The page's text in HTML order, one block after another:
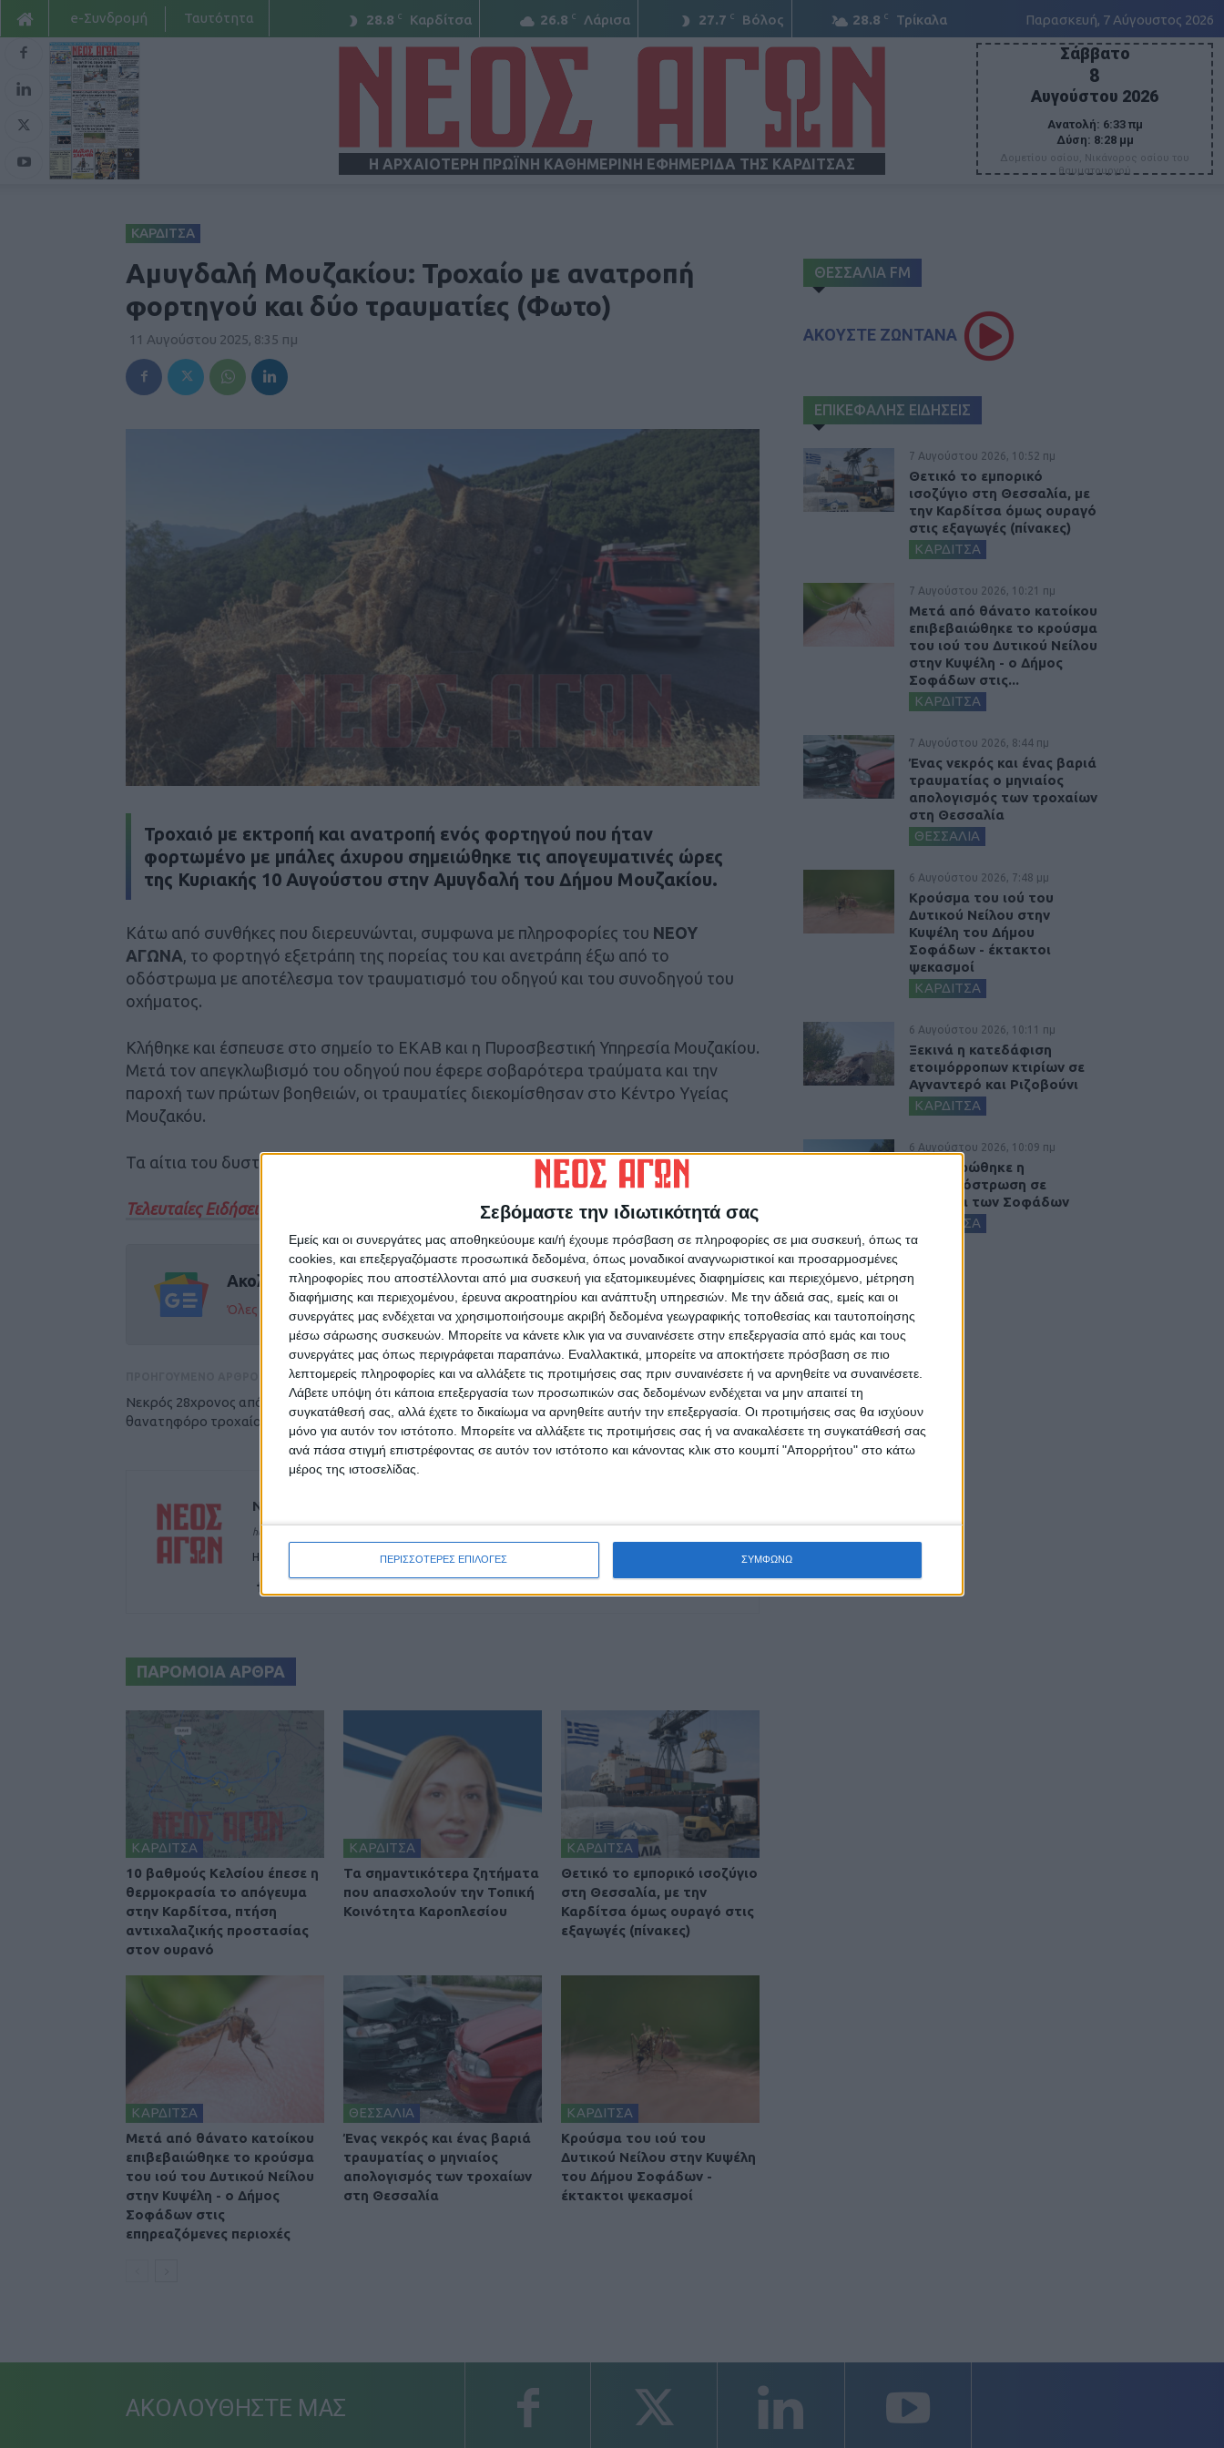
Σεβόμαστε την ιδιωτικότητά σας
Εμείς και οι συνεργάτες μας αποθηκεύουμε και/ή έχουμε πρόσβαση σε πληροφορίες σε μια συσκευή, όπως τα
cookies, και επεξεργαζόμαστε προσωπικά δεδομένα, όπως μοναδικοί αναγνωριστικοί και προσαρμοσμένες
πληροφορίες που αποστέλλονται από μια συσκευή για εξατομικευμένες διαφημίσεις και περιεχόμενο, μέτρηση
διαφήμισης και περιεχομένου, έρευνα ακροατηρίου και ανάπτυξη υπηρεσιών. Με την άδειά σας, εμείς και οι
συνεργάτες μας ενδέχεται να χρησιμοποιήσουμε ακριβή δεδομένα γεωγραφικής τοποθεσίας και ταυτοποίησης
μέσω σάρωσης συσκευών. Μπορείτε να κάνετε κλικ για να συναινέσετε στην επεξεργασία από εμάς και τους
συνεργάτες μας όπως περιγράφεται παραπάνω. Εναλλακτικά, μπορείτε να αποκτήσετε πρόσβαση σε πιο
λεπτομερείς πληροφορίες και να αλλάξετε τις προτιμήσεις σας πριν συναινέσετε ή να αρνηθείτε να συναινέσετε.
Λάβετε υπόψη ότι κάποια επεξεργασία των προσωπικών σας δεδομένων ενδέχεται να μην απαιτεί τη
συγκατάθεσή σας, αλλά έχετε το δικαίωμα να αρνηθείτε αυτήν την επεξεργασία. Οι προτιμήσεις σας θα ισχύουν
μόνο για αυτόν τον ιστότοπο. Μπορείτε να αλλάξετε τις προτιμήσεις σας ή να ανακαλέσετε τη συγκατάθεσή σας
ανά πάσα στιγμή επιστρέφοντας σε αυτόν τον ιστότοπο και κάνοντας κλικ στο κουμπί "Απορρήτου" στο κάτω
μέρος της ιστοσελίδας.
ΠΕΡΙΣΣΟΤΕΡΕΣ ΕΠΙΛΟΓΕΣ ΣΥΜΦΩΝΩ
28.8 C Καρδίτσα 26.8 C Λάρισα 27.7 C Βόλος 28.8 C Τρίκαλα Παρασκευή, 7 Αύγουστος 2026
e-Συνδρομή Ταυτότητα
Η ΑΡΧΑΙΟΤΕΡΗ ΠΡΩΪΝΗ ΚΑΘΗΜΕΡΙΝΗ ΕΦΗΜΕΡΙΔΑ ΤΗΣ ΚΑΡΔΙΤΣΑΣ
Σάββατο
8
Αυγούστου 2026
Ανατολή: 6:33 πμ
Δύση: 8:28 μμ
Δομετίου οσίου, Νικάνορος οσίου του
θαυματουργού
ΚΑΡΔΙΤΣΑ
Αμυγδαλή Μουζακίου: Τροχαίο με ανατροπή
φορτηγού και δύο τραυματίες (Φωτο)
11 Αυγούστου 2025, 8:35 πμ
Τροχαιό με εκτροπή και ανατροπή ενός φορτηγού που ήταν
φορτωμένο με μπάλες άχυρου σημειώθηκε τις απογευματινές ώρες
της Κυριακής 10 Αυγούστου στην Αμυγδαλή του Δήμου Μουζακίου.
Κάτω από συνθήκες που διερευνώνται, συμφωνα με πληροφορίες του ΝΕΟΥ
ΑΓΩΝΑ , το φορτηγό εξετράπη της πορείας του και ανετράπη έξω από το
οδόστρωμα με αποτέλεσμα τον τραυματισμό του οδηγού και του συνοδηγού του
οχήματος.
Κλήθηκε και έσπευσε στο σημείο το ΕΚΑΒ και η Πυροσβεστική Υπηρεσία Μουζακίου.
Μετά τον απεγκλωβισμό του οδηγού που έφερε σοβαρότερα τραύματα και την
παροχή των πρώτων βοηθειών, οι τραυματίες διεκομίσθησαν στο Κέντρο Υγείας
Μουζακόυ.
Τα αίτια του δυστυχήματος διερευνά το ΑΤ Μουζακίου.
Τελευταίες Ειδήσεις Σήμερα
Ακολούθησε την εφημερίδα ΝΕΟΣ ΑΓΩΝ στο Google News!
Όλες οι εξελίξεις στην περιοχή της Καρδίτσας και ευρύτερα της Θεσσαλίας
Νεκρός 28χρονος από το Μουζάκι σε
θανατηφόρο τροχαίο στην Εγνατία
ΕΠΟΜΕΝΟ ΑΡΘΡΟ
Παράταση για 16 μήνες στην ανάπλαση της
δυτικής εισόδου της Καρδίτσας (φωτο)
ΝΕΟΣ ΑΓΩΝ
https://neosagon.gr
Η Αρχαιότερη Καθημερινή Πρωινή Εφημερίδα της Καρδίτσας
ΠΑΡΟΜΟΙΑ ΑΡΘΡΑ
ΚΑΡΔΙΤΣΑ
10 βαθμούς Κελσίου έπεσε η
θερμοκρασία το απόγευμα
στην Καρδίτσα, πτήση
αντιχαλαζικής προστασίας
στον ουρανό
ΚΑΡΔΙΤΣΑ
Τα σημαντικότερα ζητήματα
που απασχολούν την Τοπική
Κοινότητα Καροπλεσίου
ΚΑΡΔΙΤΣΑ
Θετικό το εμπορικό ισοζύγιο
στη Θεσσαλία, με την
Καρδίτσα όμως ουραγό στις
εξαγωγές (πίνακες)
ΚΑΡΔΙΤΣΑ
Μετά από θάνατο κατοίκου
επιβεβαιώθηκε το κρούσμα
του ιού του Δυτικού Νείλου
στην Κυψέλη - ο Δήμος
Σοφάδων στις
επηρεαζόμενες περιοχές
ΘΕΣΣΑΛΙΑ
Ένας νεκρός και ένας βαριά
τραυματίας ο μηνιαίος
απολογισμός των τροχαίων
στη Θεσσαλία
ΚΑΡΔΙΤΣΑ
Κρούσμα του ιού του
Δυτικού Νείλου στην Κυψέλη
του Δήμου Σοφάδων -
έκτακτοι ψεκασμοί
ΘΕΣΣΑΛΙΑ FM
ΑΚΟΥΣΤΕ ΖΩΝΤΑΝΑ
ΕΠΙΚΕΦΑΛΗΣ ΕΙΔΗΣΕΙΣ
7 Αυγούστου 2026, 10:52 πμ
Θετικό το εμπορικό
ισοζύγιο στη Θεσσαλία, με
την Καρδίτσα όμως ουραγό
στις εξαγωγές (πίνακες)
ΚΑΡΔΙΤΣΑ
7 Αυγούστου 2026, 10:21 πμ
Μετά από θάνατο κατοίκου
επιβεβαιώθηκε το κρούσμα
του ιού του Δυτικού Νείλου
στην Κυψέλη - ο Δήμος
Σοφάδων στις...
ΚΑΡΔΙΤΣΑ
7 Αυγούστου 2026, 8:44 πμ
Ένας νεκρός και ένας βαριά
τραυματίας ο μηνιαίος
απολογισμός των τροχαίων
στη Θεσσαλία
ΘΕΣΣΑΛΙΑ
6 Αυγούστου 2026, 7:48 μμ
Κρούσμα του ιού του
Δυτικού Νείλου στην
Κυψέλη του Δήμου
Σοφάδων - έκτακτοι
ψεκασμοί
ΚΑΡΔΙΤΣΑ
6 Αυγούστου 2026, 10:11 πμ
Ξεκινά η κατεδάφιση
ετοιμόρροπων κτιρίων σε
Αγναντερό και Ριζοβούνι
ΚΑΡΔΙΤΣΑ
6 Αυγούστου 2026, 10:09 πμ
Ολοκληρώθηκε η
ασφαλτόστρωση σε
τμήματα των Σοφάδων
ΚΑΡΔΙΤΣΑ
ΑΚΟΛΟΥΘΗΣΤΕ ΜΑΣ